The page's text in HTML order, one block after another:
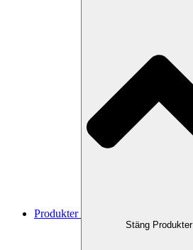
Produkter
Stäng Produkter